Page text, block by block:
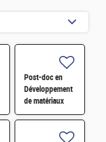
Post-doc en
Développement
de matériaux
dérivés de
fonctionnalisé